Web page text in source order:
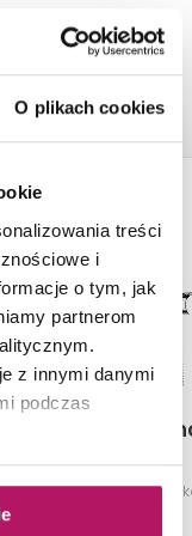
O plikach cookies
treści
i
o tym, jak
partnerom
z innymi danymi
podczas
Cersanit
Zestaw